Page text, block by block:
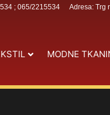
; 065/2215534 Adresa: Trg
MODNE